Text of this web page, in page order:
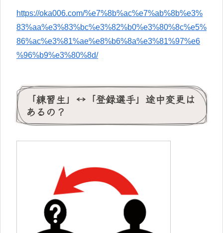
https://oka006.com/%e7%8b%ac%e7%ab%8b%e3%
83%aa%e3%83%bc%e3%82%b0%e3%80%8c%e5%
86%ac%e3%81%ae%e8%b6%8a%e3%81%97%e6
%96%b9%e3%80%8d/
「練習生」↔「登録選手」途中変更は
あるの？